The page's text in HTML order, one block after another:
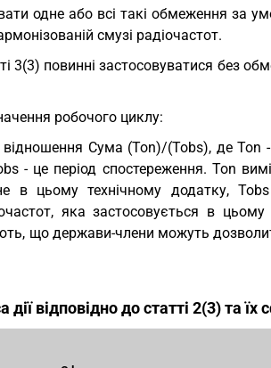
одне або всі такі обмеження за
смузі радіочастот.
3(3) повинні застосовуватися без
робочого циклу:
Сума (Ton)/(Tobs), де Ton
- це період спостереження. Ton
в цьому технічному додатку,
яка застосовується в
що держави-члени можуть
дії відповідно до статті 2(3) та